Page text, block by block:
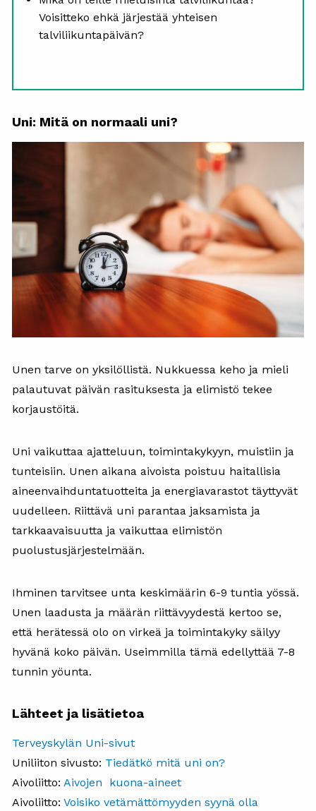
Voisitteko ehkä järjestää yhteisen
talviliikuntapäivän?
Uni: Mitä on normaali uni?
Unen tarve on yksilöllistä. Nukkuessa keho ja mieli
palautuvat päivän rasituksesta ja elimistö tekee
korjaustöitä.
Uni vaikuttaa ajatteluun, toimintakykyyn, muistiin ja
tunteisiin. Unen aikana aivoista poistuu haitallisia
aineenvaihduntatuotteita ja energiavarastot täyttyvät
uudelleen. Riittävä uni parantaa jaksamista ja
tarkkaavaisuutta ja vaikuttaa elimistön
puolustusjärjestelmään.
Ihminen tarvitsee unta keskimäärin 6-9 tuntia yössä.
Unen laadusta ja määrän riittävyydestä kertoo se,
että herätessä olo on virkeä ja toimintakyky säilyy
hyvänä koko päivän. Useimmilla tämä edellyttää 7-8
tunnin yöunta.
Lähteet ja lisätietoa
Terveyskylän Uni-sivut
Uniliiton sivusto: Tiedätkö mitä uni on?
Aivoliitto: Aivojen kuona-aineet
Aivoliitto: Voisiko vetämättömyyden syynä olla